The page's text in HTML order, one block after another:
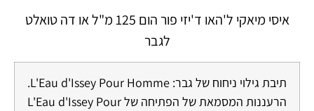
איסי מיאקי ל'האו ד'יזי פור הום 125 מ"ל או דה טואלט
לגבר
תיבת גילוי ניחוח של גבר: L'Eau d'Issey Pour Homme.
הרעננות המסמאת של הפתיחה של L'Eau d'Issey Pour